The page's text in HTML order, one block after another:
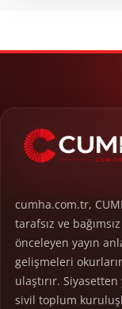
cumha.com.tr,
tarafsız ve
önceleyen yayın
gelişmeleri
ulaştırır.
sivil toplum